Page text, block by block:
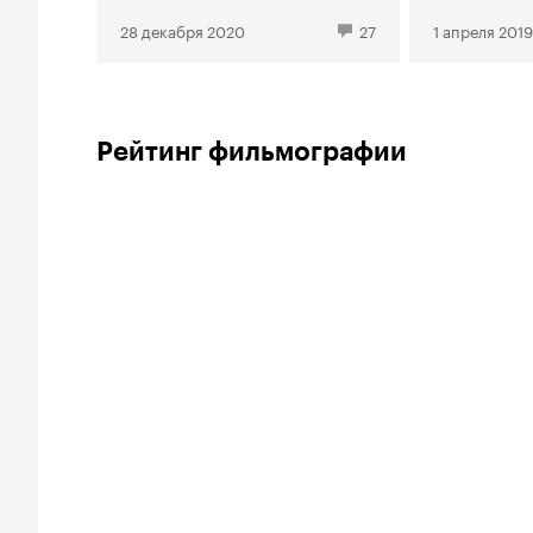
28 декабря 2020 27 1 апреля 2019
Рейтинг фильмографии